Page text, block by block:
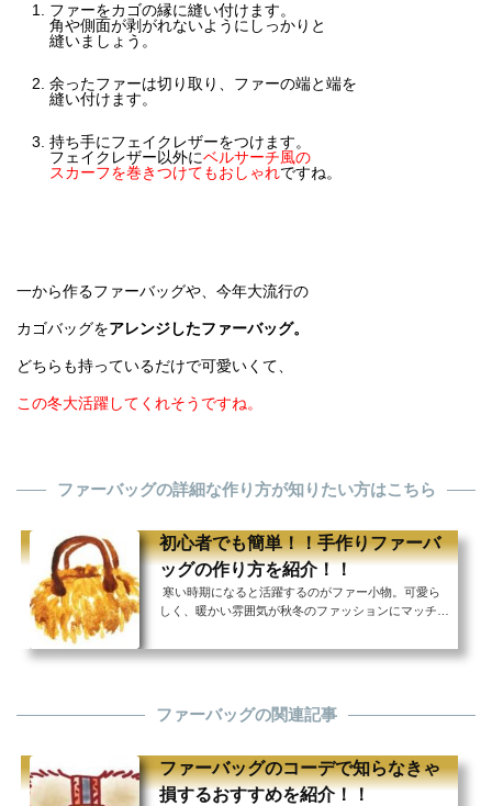
ファーをカゴの縁に縫い付けます。
角や側面が剥がれないようにしっかりと
縫いましょう。
余ったファーは切り取り、ファーの端と端を
縫い付けます。
持ち手にフェイクレザーをつけます。
フェイクレザー以外にベルサーチ風の
スカーフを巻きつけてもおしゃれですね。
一から作るファーバッグや、今年大流行の
カゴバッグをアレンジしたファーバッグ。
どちらも持っているだけで可愛いくて、
この冬大活躍してくれそうですね。
ファーバッグの詳細な作り方が知りたい方はこちら
初心者でも簡単！！手作りファーバ
ッグの作り方を紹介！！
寒い時期になると活躍するのがファー小物。可愛ら
しく、暖かい雰囲気が秋冬のファッションにマッチし
そんなファー小物の中でも、存在感ばっちりのファー
材は縫い目が目立たないので、お裁縫に慣れていない
初心者の方でも見栄え良く作ることができます。 縫
ァーバッグもありますので、縫い物をせずに素敵な
フ...
ファーバッグの関連記事
ファーバッグのコーデで知らなきゃ
損するおすすめを紹介！！